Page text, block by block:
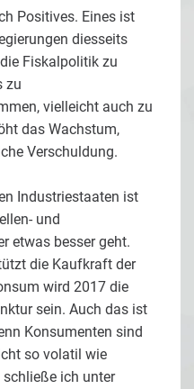
Positives. Eines ist
diesseits
Fiskalpolitik zu
zu
vielleicht auch zu
das Wachstum,
Verschuldung.
Industriestaaten ist
und
etwas besser geht.
die Kaufkraft der
wird 2017 die
sein. Auch das ist
Konsumenten sind
so volatil wie
schließe ich unter